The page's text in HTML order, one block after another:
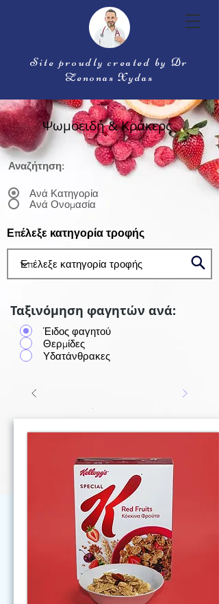
Site proudly created by Dr
Zenonas Xydas
Ψωμοειδή & Κράκερς
Αναζήτηση:
Ανά Κατηγορία
Ανά Ονομασία
Επέλεξε κατηγορία τροφής
Ταξινόμηση φαγητών ανά:
Έιδος φαγητού
Θερμίδες
Υδατάνθρακες